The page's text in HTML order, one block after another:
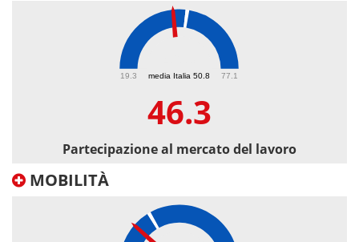
media Italia 50.8
19.3 77.1
46.3
Partecipazione al mercato del lavoro
MOBILITÀ